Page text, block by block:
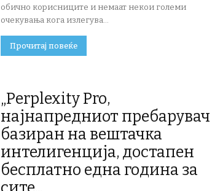
обично корисниците и немаат некои големи
очекувања кога излегува...
Прочитај повеќе
„Perplexity Pro,
најнапредниот пребарувач
базиран на вештачка
интелигенција, достапен
бесплатно една година за